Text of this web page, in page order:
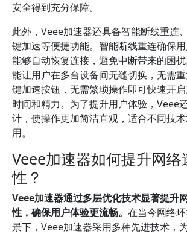
安全得到充分保障。
此外，Veee加速器还具备智能断线重连
键加速等便捷功能。智能断线重连确保
能够自动恢复连接，避免中断带来的困
能让用户在多台设备间无缝切换，无需
键加速按钮，无需繁琐操作即可快速开
时间和精力。为了提升用户体验，Veee
计，使操作更加简洁直观，适合不同技
用。
Veee加速器如何提升网络
性？
Veee加速器通过多层优化技术显著提升
性，确保用户体验更流畅。 在当今网络
景下，Veee加速器采用多种先进技术，